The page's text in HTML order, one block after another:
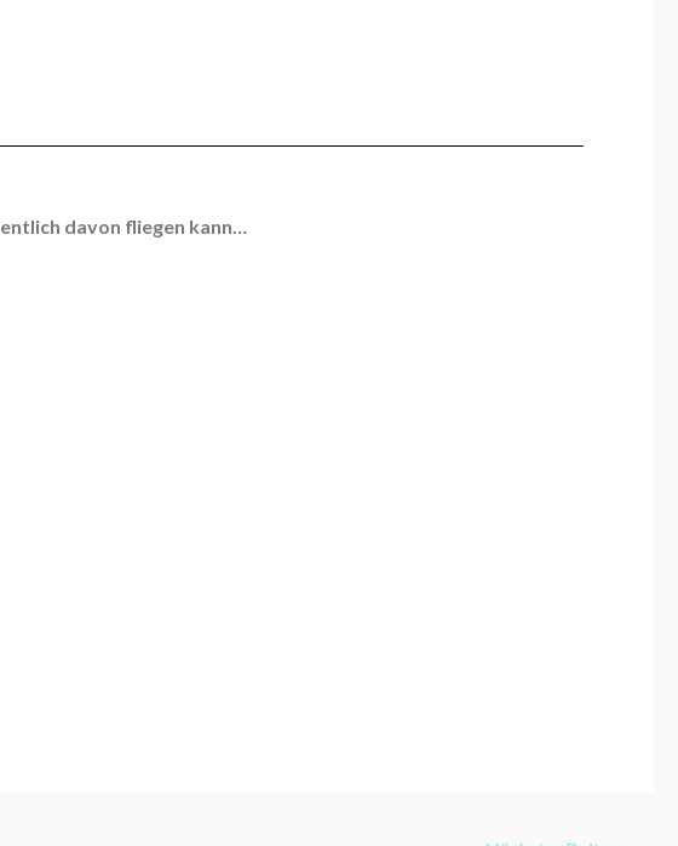
davon fliegen kann…